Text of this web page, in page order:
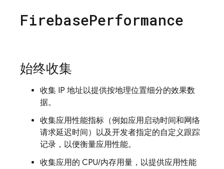
FirebasePerformance
始终收集
收集 IP 地址以提供按地理位置细分的效果数
据。
收集应用性能指标（例如应用启动时间和网络
请求延迟时间）以及开发者指定的自定义跟踪
记录，以便衡量应用性能。
收集应用的 CPU/内存用量，以提供应用性能